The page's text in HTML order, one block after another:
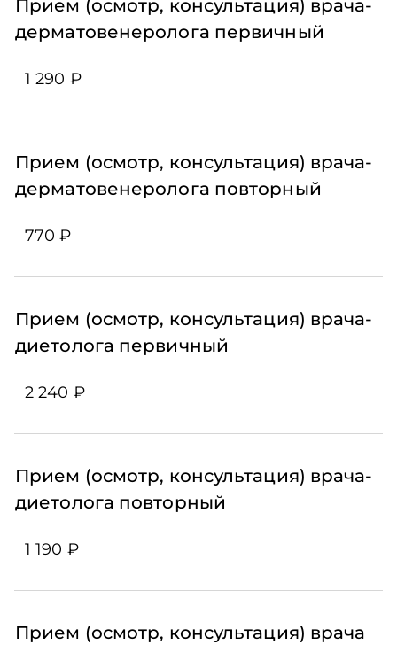
Прием (осмотр, консультация) врача-
дерматовенеролога первичный
1 290 ₽
Прием (осмотр, консультация) врача-
дерматовенеролога повторный
770 ₽
Прием (осмотр, консультация) врача-
диетолога первичный
2 240 ₽
Прием (осмотр, консультация) врача-
диетолога повторный
1 190 ₽
Прием (осмотр, консультация) врача